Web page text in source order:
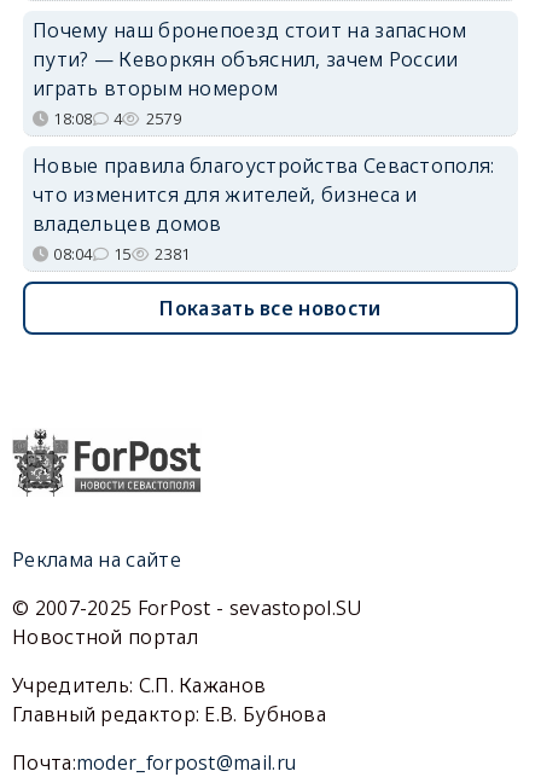
Почему наш бронепоезд стоит на запасном
пути? — Кеворкян объяснил, зачем России
играть вторым номером
18:08 4 2579
Новые правила благоустройства Севастополя:
что изменится для жителей, бизнеса и
владельцев домов
08:04 15 2381
Показать все новости
Реклама на сайте
© 2007-2025 ForPost - sevastopol.SU
Новостной портал
Учредитель: С.П. Кажанов
Главный редактор: Е.В. Бубнова
Почта:moder_forpost@mail.ru